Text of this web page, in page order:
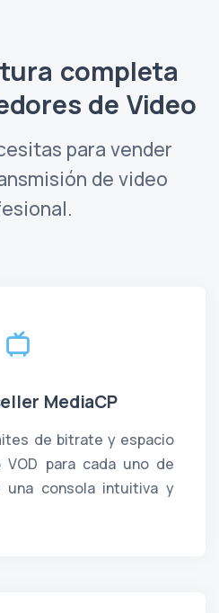
completa
de Video
para vender
de video
MediaCP
de bitrate y espacio
VOD para cada uno de
consola intuitiva y